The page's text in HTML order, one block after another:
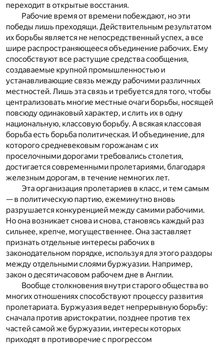
переходит в открытые восстания.
Рабочие время от времени побеждают, но эти
победы лишь преходящи. Действительным результатом
их борьбы является не непосредственный успех, а все
шире распространяющееся объединение рабочих. Ему
способствуют все растущие средства сообщения,
создаваемые крупной промышленностью и
устанавливающие связь между рабочими различных
местностей. Лишь эта связь и требуется для того, чтобы
централизовать многие местные очаги борьбы, носящей
повсюду одинаковый характер, и слить их в одну
национальную, классовую борьбу. А всякая классовая
борьба есть борьба политическая. И объединение, для
которого средневековым горожанам с их
проселочными дорогами требовались столетия,
достигается современными пролетариями, благодаря
железным дорогам, в течение немногих лет.
Эта организация пролетариев в класс, и тем самым
— в политическую партию, ежеминутно вновь
разрушается конкуренцией между самими рабочими.
Но она возникает снова и снова, становясь каждый раз
сильнее, крепче, могущественнее. Она заставляет
признать отдельные интересы рабочих в
законодательном порядке, используя для этого раздоры
между отдельными слоями буржуазии. Например,
закон о десятичасовом рабочем дне в Англии.
Вообще столкновения внутри старого общества во
многих отношениях способствуют процессу развития
пролетариата. Буржуазия ведет непрерывную борьбу:
сначала против аристократии, позднее против тех
частей самой же буржуазии, интересы которых
приходят в противоречие с прогрессом